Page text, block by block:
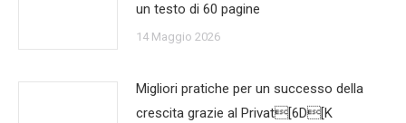
un testo di 60 pagine
14 Maggio 2026
Migliori pratiche per un successo della
crescita grazie al Privat[6D[K